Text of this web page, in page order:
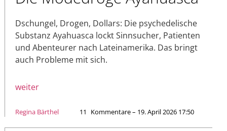
Dschungel, Drogen, Dollars: Die psychedelische
Substanz Ayahuasca lockt Sinnsucher, Patienten
und Abenteurer nach Lateinamerika. Das bringt
auch Probleme mit sich.
weiter
Regina Bärthel 11 Kommentare – 19. April 2026 17:50